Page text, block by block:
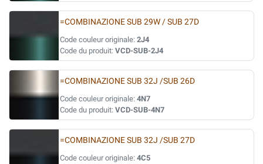
=COMBINAZIONE SUB 29W / SUB 27D
Code couleur originale: 2J4
Code du produit: VCD-SUB-2J4
=COMBINAZIONE SUB 32J /SUB 26D
Code couleur originale: 4N7
Code du produit: VCD-SUB-4N7
=COMBINAZIONE SUB 32J /SUB 27D
Code couleur originale: 4C5